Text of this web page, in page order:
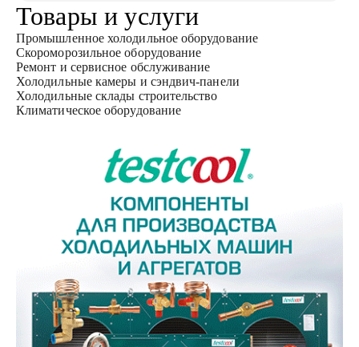
Товары и услуги
Промышленное холодильное оборудование
Скороморозильное оборудование
Ремонт и сервисное обслуживание
Холодильные камеры и сэндвич-панели
Холодильные склады строительство
Климатическое оборудование